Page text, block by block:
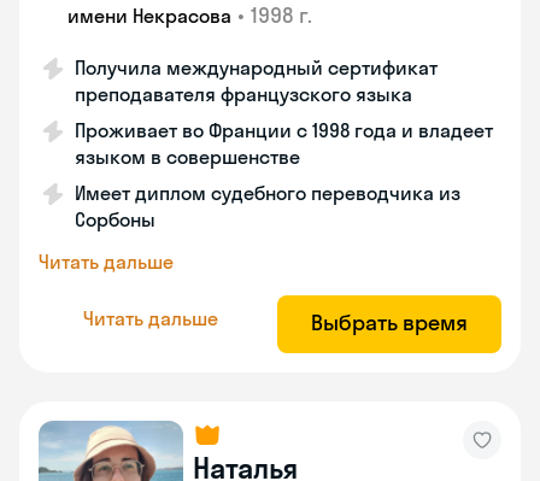
имени Некрасова • 1998 г.
Получила международный сертификат
преподавателя французского языка
Проживает во Франции с 1998 года и владеет
языком в совершенстве
Имеет диплом судебного переводчика из
Сорбоны
Читать дальше
Читать дальше Выбрать время
Наталья